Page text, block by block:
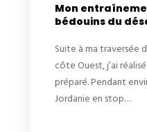
Mon
bédouins du
Suite à ma traversée
côte Ouest, j’ai
préparé. Pendant
Jordanie en stop…